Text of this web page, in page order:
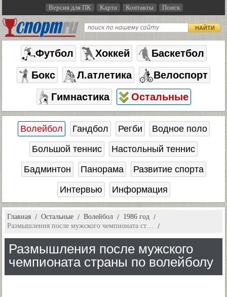
Версия для ПК Карта Контакты Поиск
НАЙТИ
Футбол Хоккей
Баскетбол
Бокс
Л.атлетика
Велоспорт
Гимнастика
Остальные
Волейбол Гандбол Регби
Водное поло
Большой теннис
Настольный теннис
Бадминтон
Панорама
Развитие спорта
Интервью
Информация
Главная Остальные Волейбол
1986 год
Размышления после мужского чемпионата ст…
Размышления после мужского
чемпионата страны по волейболу